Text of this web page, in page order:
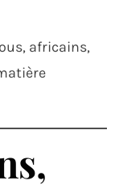
africains,